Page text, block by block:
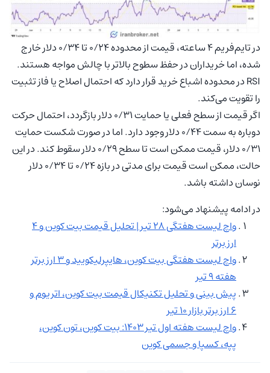
در تایم‌فریم ۴ ساعته، قیمت از محدوده ۰/۲۴ تا ۰/۳۴ دلار خارج
شده، اما خریداران در حفظ سطوح بالاتر با چالش مواجه هستند.
RSI در محدوده اشباع خرید قرار دارد که احتمال اصلاح یا فاز تثبیت
را تقویت می‌کند.
اگر قیمت از سطح فعلی یا حمایت ۰/۳۱ دلار بازگردد، احتمال حرکت
دوباره به سمت ۰/۴۴ دلار وجود دارد. اما در صورت شکست حمایت
۰/۳۱ دلار، قیمت ممکن است تا سطح ۰/۲۹ دلار سقوط کند. در این
حالت، ممکن است قیمت برای مدتی در بازه ۰/۲۴ تا ۰/۳۴ دلار
نوسان داشته باشد.
در ادامه پیشنهاد می‌شود:
واچ لیست هفتگی ۲۸ تیر | تحلیل قیمت بیت کوین و ۴
ارز برتر
واچ لیست هفتگی بیت کوین، هایپرلیکویید و ۳ ارز برتر
هفته ۹ تیر
پیش بینی و تحلیل تکنیکال قیمت بیت کوین، اتریوم و
۶ ارز برتر بازار ۱۰ تیر
واچ لیست هفته اول تیر ۱۴۰۳: بیت کوین، تون کوین،
پپه، کسپا و جسمی کوین